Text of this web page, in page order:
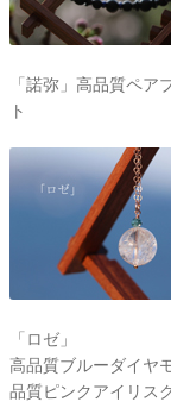
「諾弥」高品質ペア
ト
「ロゼ」
高品質ブルーダイヤ
品質ピンクアイリス